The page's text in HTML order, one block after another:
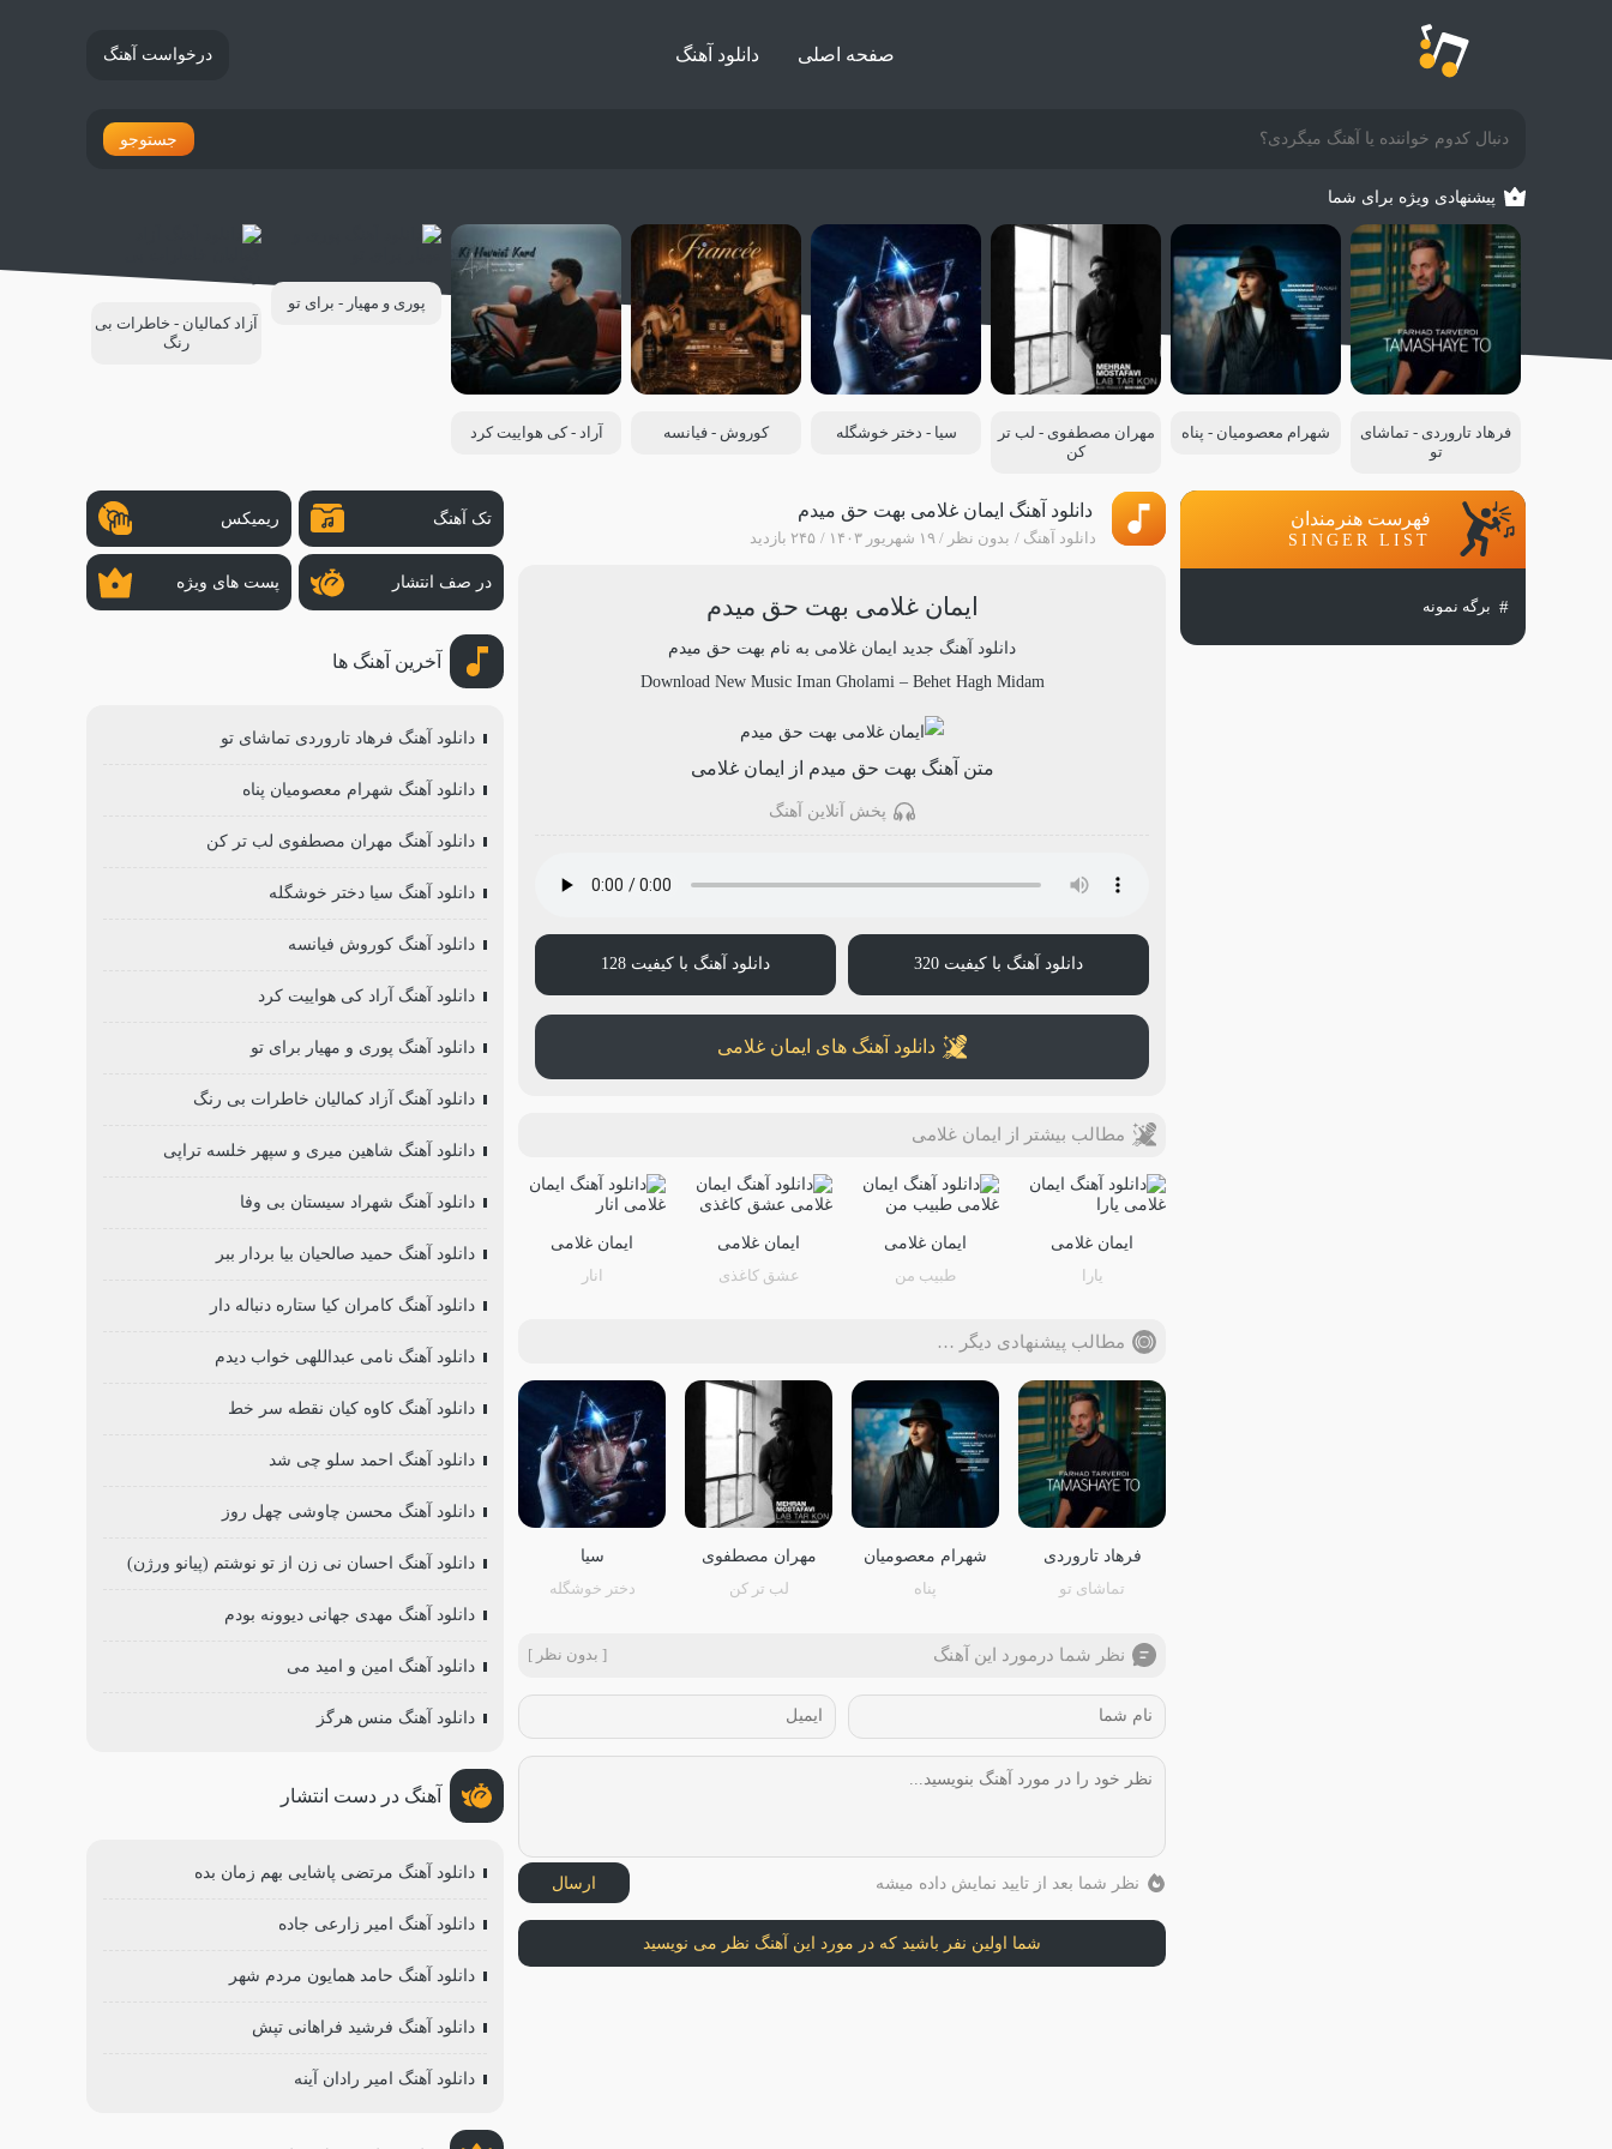
صفحه اصلی دانلود آهنگ درخواست آهنگ
جستوجو
پیشنهادی ویژه برای شما
فرهاد تاروردی - تماشای
تو
شهرام معصومیان - پناه
مهران مصطفوی - لب تر
کن
سیا - دختر خوشگله کوروش - فیانسه آراد - کی هواییت کرد
پوری و مهیار - برای تو
آزاد کمالیان - خاطرات بی
رنگ
دانلود آهنگ ایمان غلامی بهت حق میدم
دانلود آهنگ بدون نظر ۱۹ شهریور ۱۴۰۳ ۲۴۵ بازدید
ایمان غلامی بهت حق میدم
دانلود آهنگ جدید ایمان غلامی به نام بهت حق میدم
Download New Music Iman Gholami– Behet Hagh Midam
متن آهنگ بهت حق میدم از ایمان غلامی
پخش آنلاین آهنگ
دانلود آهنگ با کیفیت 320 دانلود آهنگ با کیفیت 128
دانلود آهنگ های ایمان غلامی
مطالب بیشتر از ایمان غلامی
ایمان غلامی
یارا
ایمان غلامی
طبیب من
ایمان غلامی
عشق کاغذی
ایمان غلامی
انار
مطالب پیشنهادی دیگر …
فرهاد تاروردی
تماشای تو
شهرام معصومیان
پناه
مهران مصطفوی
لب تر کن
سیا
دختر خوشگله
نظر شما درمورد این آهنگ [ بدون نظر ]
نظر شما بعد از تایید نمایش داده میشه ارسال
شما اولین نفر باشید که در مورد این آهنگ نظر می نویسید
فهرست هنرمندان
SINGER LIST
برگه نمونه
تک آهنگ ریمیکس
در صف انتشار پست های ویژه
آخرین آهنگ ها
دانلود آهنگ فرهاد تاروردی تماشای تو
دانلود آهنگ شهرام معصومیان پناه
دانلود آهنگ مهران مصطفوی لب تر کن
دانلود آهنگ سیا دختر خوشگله
دانلود آهنگ کوروش فیانسه
دانلود آهنگ آراد کی هواییت کرد
دانلود آهنگ پوری و مهیار برای تو
دانلود آهنگ آزاد کمالیان خاطرات بی رنگ
دانلود آهنگ شاهین میری و سپهر خلسه تراپی
دانلود آهنگ شهراد سیستان بی وفا
دانلود آهنگ حمید صالحیان بیا بردار ببر
دانلود آهنگ کامران کیا ستاره دنباله دار
دانلود آهنگ نامی عبداللهی خواب دیدم
دانلود آهنگ کاوه کیان نقطه سر خط
دانلود آهنگ احمد سلو چی شد
دانلود آهنگ محسن چاوشی چهل روز
دانلود آهنگ احسان نی زن از تو نوشتم (پیانو ورژن)
دانلود آهنگ مهدی جهانی دیوونه بودم
دانلود آهنگ امین و امید می
دانلود آهنگ منس هرگز
آهنگ در دست انتشار
دانلود آهنگ مرتضی پاشایی بهم زمان بده
دانلود آهنگ امیر زارعی جاده
دانلود آهنگ حامد همایون مردم ‌شهر
دانلود آهنگ فرشید فراهانی تپش
دانلود آهنگ امیر رادان آینه